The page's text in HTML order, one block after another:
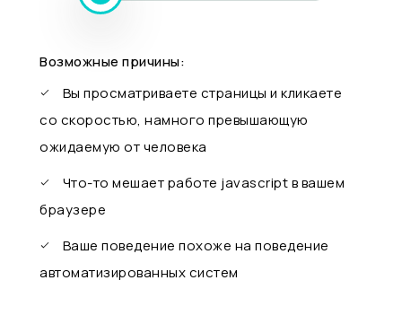
Возможные причины:
Вы просматриваете страницы и кликаете
со скоростью, намного превышающую
ожидаемую от человека
Что-то мешает работе javascript в вашем
браузере
Ваше поведение похоже на поведение
автоматизированных систем